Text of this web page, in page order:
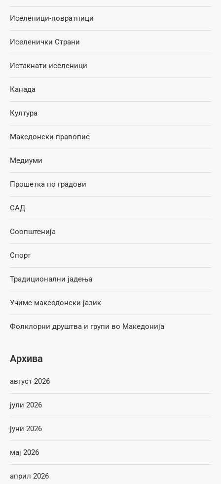
Иселеници-повратници
Иселенички Страни
Истакнати иселеници
Канада
Култура
Македонски правопис
Медиуми
Прошетка по градови
САД
Соопштенија
Спорт
Традиционални јадења
Учиме макеодонски јазик
Фолклорни друштва и групи во Македонија
Архива
август 2026
јули 2026
јуни 2026
мај 2026
април 2026